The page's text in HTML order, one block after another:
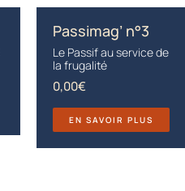
Passimag’ n°3
Le Passif au service de
la frugalité
0,00€
EN SAVOIR PLUS